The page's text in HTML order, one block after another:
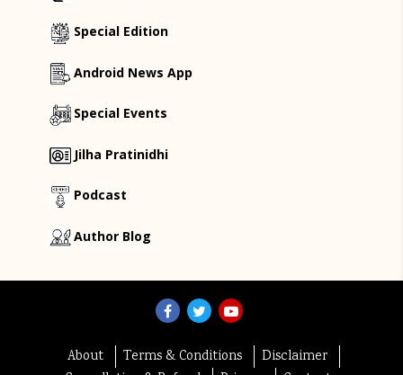
Special Edition
Android News App
Special Events
Jilha Pratinidhi
Podcast
Author Blog
About Terms & Conditions
Disclaimer